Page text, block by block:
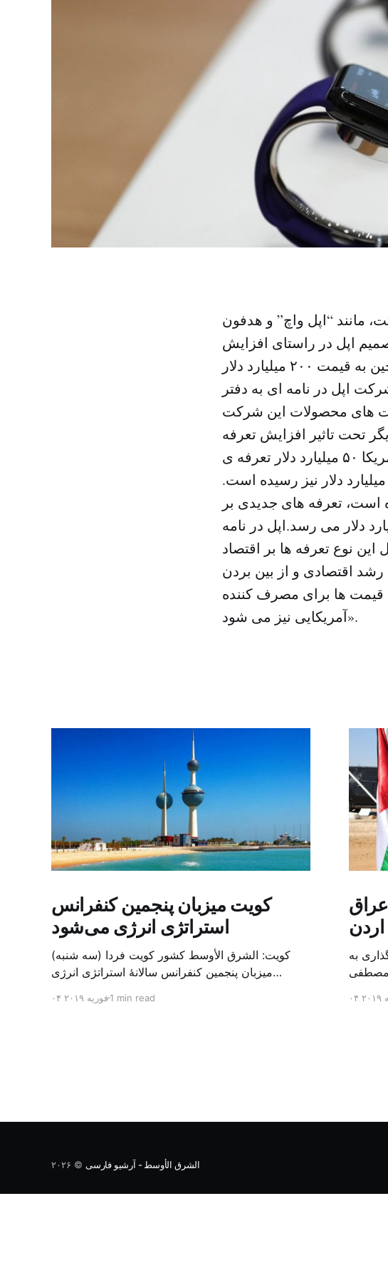
مانند “اپل واچ” و هدفون
اپل در راستای افزایش
تعرفه گمرکی از سوی آمریکا بر کالاهای وارداتی از چین به قیمت ۲۰۰ میلیارد دلار
اپل در نامه ای به دفتر
های محصولات این شرکت
تحت تاثیر افزایش تعرفه
های گمرکی از سوی آمریکا خواهد شد.ایالات متحده آمریکا ۵۰ میلیارد دلار تعرفه ی
گمرکی بر کالاهای چینی اعمال کرده است که اخیرا به ۲۰۰ میلیارد دلار نیز رسیده است.
است، تعرفه های جدیدی بر
در حال بررسی است که مبلغ آنها به ۲۶۷ میلیارد دلار می رسد.اپل در نامه
نوع تعرفه ها بر اقتصاد
اقتصادی و از بین بردن
قیمت ها برای مصرف کننده
آمریکایی نیز می شود».
کویت میزبان پنجمین کنفرانس
استراتژی انرژی می‌شود
کویت: الشرق الأوسط کشور کویت فردا (سه شنبه)
میزبان پنجمین کنفرانس سالانهٔ استراتژی انرژی
الشرق الاوسط، حدود ۳۰۰ متخصص از شرکت‌های
۰۴ فوریه ۲۰۱۹1 min read
اردن
به
مصطفی
و
الشرق الأوسط - آرشیو فارسی © ۲۰۲۶